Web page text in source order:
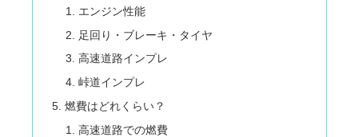
エンジン性能
足回り・ブレーキ・タイヤ
高速道路インプレ
峠道インプレ
燃費はどれくらい？
高速道路での燃費